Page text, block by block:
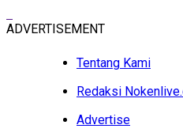
ADVERTISEMENT
Tentang Kami
Redaksi
Advertise